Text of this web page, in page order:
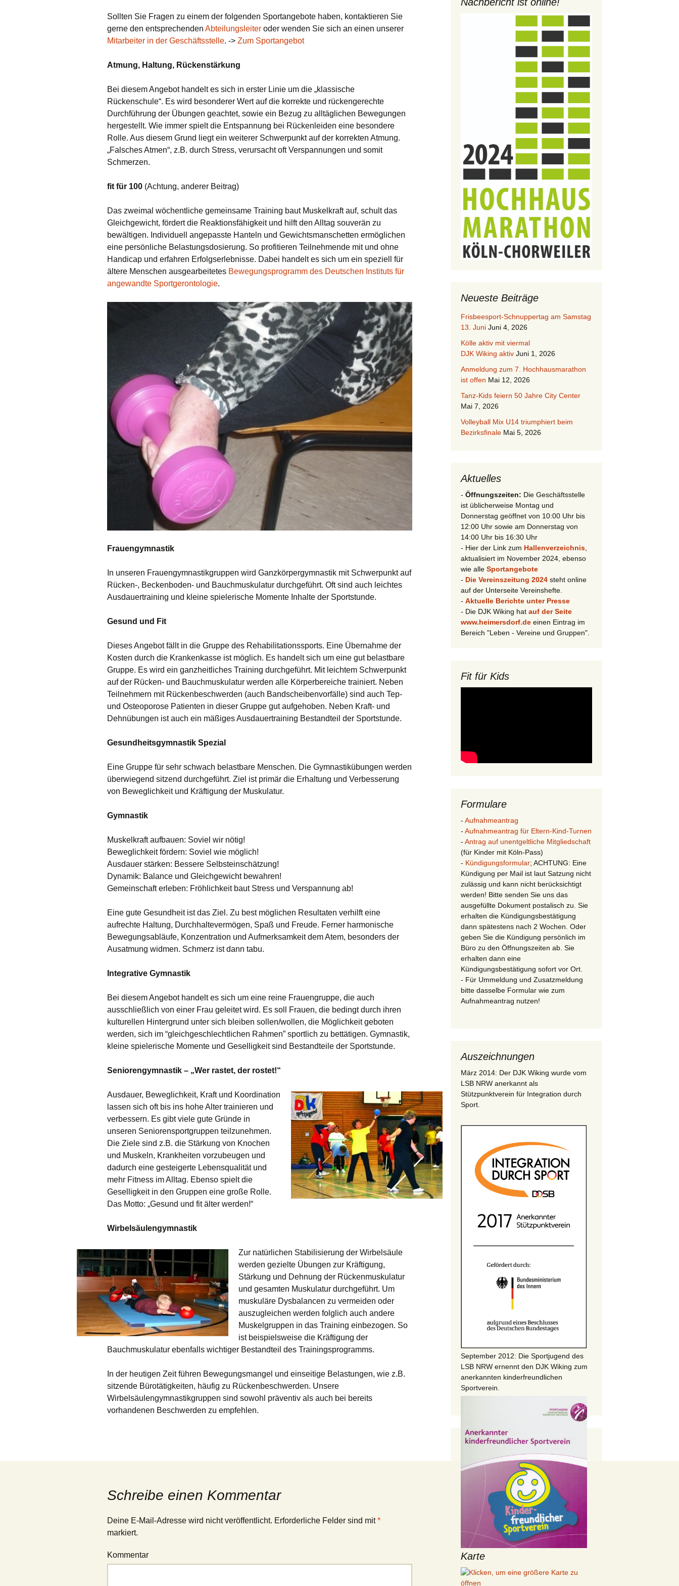
Presse 2017
Presse 2016
Presse 2015
Presse Gröhe-Besuch
Presse 2014
Gesundheits- /
Seniorengymnastik
Trainerteam
Gürtelprüfungen
Wettkampf
Kampfsport/
Selbstverteidigung
Rehabilitationssport
Fragen & Antworten
zum Rehasport
Tanz
Volleyball
Yoga, Tai Chi Chuan, Qi
Gong
Vorstand
Jobbörse
Partner und Sponsoren
Hochhausmarathon
2018
Sollten Sie Fragen zu einem der folgenden Sportangebote haben, kontaktieren Sie
gerne den entsprechenden Abteilungsleiter oder wenden Sie sich an einen unserer
Mitarbeiter in der Geschäftsstelle. -> Zum Sportangebot
Atmung, Haltung, Rückenstärkung
Bei diesem Angebot handelt es sich in erster Linie um die „klassische
Rückenschule“. Es wird besonderer Wert auf die korrekte und rückengerechte
Durchführung der Übungen geachtet, sowie ein Bezug zu alltäglichen Bewegungen
hergestellt. Wie immer spielt die Entspannung bei Rückenleiden eine besondere
Rolle. Aus diesem Grund liegt ein weiterer Schwerpunkt auf der korrekten Atmung.
„Falsches Atmen“, z.B. durch Stress, verursacht oft Verspannungen und somit
Schmerzen.
fit für 100 (Achtung, anderer Beitrag)
Das zweimal wöchentliche gemeinsame Training baut Muskelkraft auf, schult das
Gleichgewicht, fördert die Reaktionsfähigkeit und hilft den Alltag souverän zu
bewältigen. Individuell angepasste Hanteln und Gewichtsmanschetten ermöglichen
eine persönliche Belastungsdosierung. So profitieren Teilnehmende mit und ohne
Handicap und erfahren Erfolgserlebnisse. Dabei handelt es sich um ein speziell für
ältere Menschen ausgearbeitetes Bewegungsprogramm des Deutschen Instituts für
angewandte Sportgerontologie.
Frauengymnastik
In unseren Frauengymnastikgruppen wird Ganzkörpergymnastik mit Schwerpunkt auf
Rücken-, Beckenboden- und Bauchmuskulatur durchgeführt. Oft sind auch leichtes
Ausdauertraining und kleine spielerische Momente Inhalte der Sportstunde.
Gesund und Fit
Dieses Angebot fällt in die Gruppe des Rehabilitationssports. Eine Übernahme der
Kosten durch die Krankenkasse ist möglich. Es handelt sich um eine gut belastbare
Gruppe. Es wird ein ganzheitliches Training durchgeführt. Mit leichtem Schwerpunkt
auf der Rücken- und Bauchmuskulatur werden alle Körperbereiche trainiert. Neben
Teilnehmern mit Rückenbeschwerden (auch Bandscheibenvorfälle) sind auch Tep-
und Osteoporose Patienten in dieser Gruppe gut aufgehoben. Neben Kraft- und
Dehnübungen ist auch ein mäßiges Ausdauertraining Bestandteil der Sportstunde.
Gesundheitsgymnastik Spezial
Eine Gruppe für sehr schwach belastbare Menschen. Die Gymnastikübungen werden
überwiegend sitzend durchgeführt. Ziel ist primär die Erhaltung und Verbesserung
von Beweglichkeit und Kräftigung der Muskulatur.
Gymnastik
Muskelkraft aufbauen: Soviel wir nötig!
Beweglichkeit fördern: Soviel wie möglich!
Ausdauer stärken: Bessere Selbsteinschätzung!
Dynamik: Balance und Gleichgewicht bewahren!
Gemeinschaft erleben: Fröhlichkeit baut Stress und Verspannung ab!
Eine gute Gesundheit ist das Ziel. Zu best möglichen Resultaten verhilft eine
aufrechte Haltung, Durchhaltevermögen, Spaß und Freude. Ferner harmonische
Bewegungsabläufe, Konzentration und Aufmerksamkeit dem Atem, besonders der
Ausatmung widmen. Schmerz ist dann tabu.
Integrative Gymnastik
Bei diesem Angebot handelt es sich um eine reine Frauengruppe, die auch
ausschließlich von einer Frau geleitet wird. Es soll Frauen, die bedingt durch ihren
kulturellen Hintergrund unter sich bleiben sollen/wollen, die Möglichkeit geboten
werden, sich im “gleichgeschlechtlichen Rahmen” sportlich zu bettätigen. Gymnastik,
kleine spielerische Momente und Geselligkeit sind Bestandteile der Sportstunde.
Seniorengymnastik – „Wer rastet, der rostet!“
Ausdauer, Beweglichkeit, Kraft und Koordination
lassen sich oft bis ins hohe Alter trainieren und
verbessern. Es gibt viele gute Gründe in
unseren Seniorensportgruppen teilzunehmen.
Die Ziele sind z.B. die Stärkung von Knochen
und Muskeln, Krankheiten vorzubeugen und
dadurch eine gesteigerte Lebensqualität und
mehr Fitness im Alltag. Ebenso spielt die
Geselligkeit in den Gruppen eine große Rolle.
Das Motto: „Gesund und fit älter werden!“
Wirbelsäulengymnastik
Zur natürlichen Stabilisierung der Wirbelsäule
werden gezielte Übungen zur Kräftigung,
Stärkung und Dehnung der Rückenmuskulatur
und gesamten Muskulatur durchgeführt. Um
muskuläre Dysbalancen zu vermeiden oder
auszugleichen werden folglich auch andere
Muskelgruppen in das Training einbezogen. So
ist beispielsweise die Kräftigung der
Bauchmuskulatur ebenfalls wichtiger Bestandteil des Trainingsprogramms.
In der heutigen Zeit führen Bewegungsmangel und einseitige Belastungen, wie z.B.
sitzende Bürotätigkeiten, häufig zu Rückenbeschwerden. Unsere
Wirbelsäulengymnastikgruppen sind sowohl präventiv als auch bei bereits
vorhandenen Beschwerden zu empfehlen.
Schreibe einen Kommentar
Deine E-Mail-Adresse wird nicht veröffentlicht. Erforderliche Felder sind mit*
markiert.
Kommentar
Neueste Beiträge
Frisbeesport-Schnuppertag am Samstag
13. Juni Juni 4, 2026
Kölle aktiv mit viermal
DJK Wiking aktiv Juni 1, 2026
Anmeldung zum 7. Hochhausmarathon
ist offen Mai 12, 2026
Tanz-Kids feiern 50 Jahre City Center
Mai 7, 2026
Volleyball Mix U14 triumphiert beim
Bezirksfinale Mai 5, 2026
Aktuelles
- Öffnungszeiten: Die Geschäftsstelle
ist üblicherweise Montag und
Donnerstag geöffnet von 10:00 Uhr bis
12:00 Uhr sowie am Donnerstag von
14:00 Uhr bis 16:30 Uhr
- Hier der Link zum Hallenverzeichnis,
aktualisiert im November 2024, ebenso
wie alle Sportangebote
- Die Vereinszeitung 2024 steht online
auf der Unterseite Vereinshefte.
- Aktuelle Berichte unter Presse
- Die DJK Wiking hat auf der Seite
www.heimersdorf.de einen Eintrag im
Bereich "Leben - Vereine und Gruppen".
Fit für Kids
Formulare
- Aufnahmeantrag
- Aufnahmeantrag für Eltern-Kind-Turnen
- Antrag auf unentgeltliche Mitgliedschaft
(für Kinder mit Köln-Pass)
- Kündigungsformular; ACHTUNG: Eine
Kündigung per Mail ist laut Satzung nicht
zulässig und kann nicht berücksichtigt
werden! Bitte senden Sie uns das
ausgefüllte Dokument postalisch zu. Sie
erhalten die Kündigungsbestätigung
dann spätestens nach 2 Wochen. Oder
geben Sie die Kündigung persönlich im
Büro zu den Öffnungszeiten ab. Sie
erhalten dann eine
Kündigungsbestätigung sofort vor Ort.
- Für Ummeldung und Zusatzmeldung
bitte dasselbe Formular wie zum
Aufnahmeantrag nutzen!
Auszeichnungen
März 2014: Der DJK Wiking wurde vom
LSB NRW anerkannt als
Stützpunktverein für Integration durch
Sport.
September 2012: Die Sportjugend des
LSB NRW ernennt den DJK Wiking zum
anerkannten kinderfreundlichen
Sportverein.
Karte